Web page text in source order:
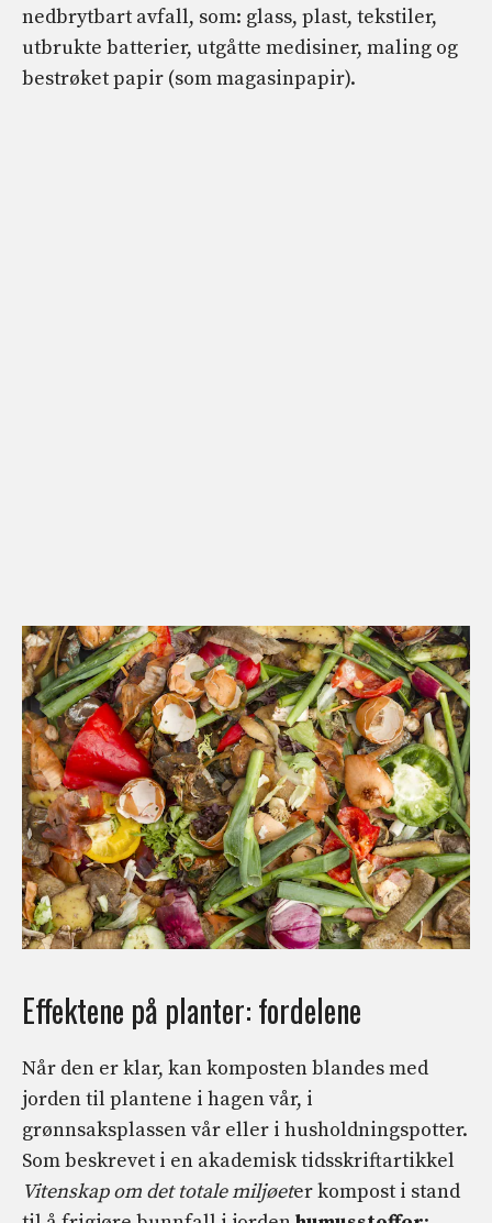
nedbrytbart avfall, som: glass, plast, tekstiler,
utbrukte batterier, utgåtte medisiner, maling og
bestrøket papir (som magasinpapir).
Effektene på planter: fordelene
Når den er klar, kan komposten blandes med
jorden til plantene i hagen vår, i
grønnsaksplassen vår eller i husholdningspotter.
Som beskrevet i en akademisk tidsskriftartikkel
Vitenskap om det totale miljøeter kompost i stand